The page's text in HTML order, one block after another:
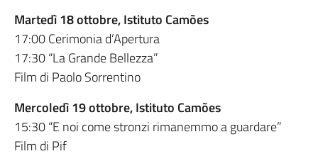
Martedì 18 ottobre, Istituto Camões
17:00 Cerimonia d’Apertura
17:30 “La Grande Bellezza”
Film di Paolo Sorrentino
Mercoledì 19 ottobre, Istituto Camões
15:30 “E noi come stronzi rimanemmo a guardare”
Film di Pif